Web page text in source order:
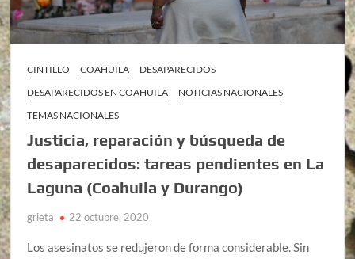
CINTILLO COAHUILA
DESAPARECIDOS
DESAPARECIDOS EN COAHUILA
NOTICIAS NACIONALES
TEMAS NACIONALES
Justicia, reparación y búsqueda de
desaparecidos: tareas pendientes en La
Laguna (Coahuila y Durango)
grieta 22 octubre, 2020
Los asesinatos se redujeron de forma considerable. Sin